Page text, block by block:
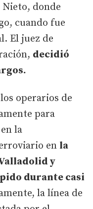
Nieto, donde
cuando fue
El juez de
decidió
operarios de
para
la
en la
y
durante casi
la línea de